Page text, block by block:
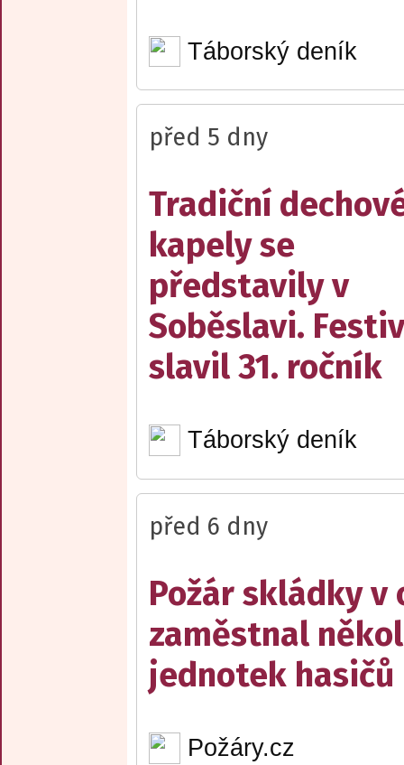
Táborský deník
před 5 dny
Tradiční
kapely se
představily v
Soběslavi.
slavil 31. ročník
Táborský deník
před 6 dny
Požár skládky v
zaměstnal
jednotek hasičů
Požáry.cz